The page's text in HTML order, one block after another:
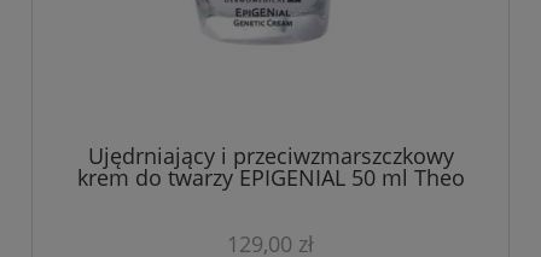
Ujędrniający i przeciwzmarszczkowy
krem do twarzy EPIGENIAL 50 ml Theo
129,00 zł